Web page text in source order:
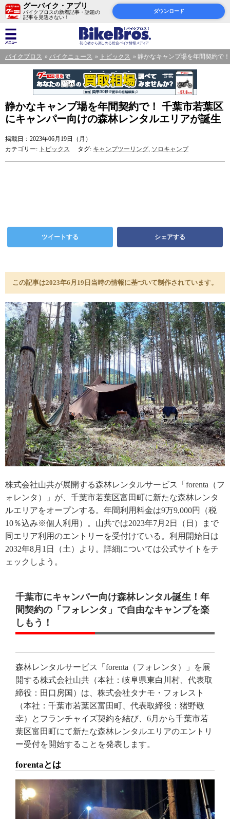
グーバイク・アプリ
バイクブロスの新着記事・話題の
記事を見逃さない！
ダウンロード
バイクブロス バイクニュース トピックス 静かなキャンプ場を年間契約で
静かなキャンプ場を年間契約で！ 千葉市若葉区
にキャンパー向けの森林レンタルエリアが誕生
掲載日：2023年06月19日（月）
カテゴリー: トピックス タグ: キャンプツーリング, ソロキャンプ
ツイートする シェアする
この記事は2023年6月19日当時の情報に基づいて制作されています。
株式会社山共が展開する森林レンタルサービス「forenta（フ
ォレンタ）」が、千葉市若葉区富田町に新たな森林レンタ
ルエリアをオープンする。年間利用料金は9万9,000円（税
10％込み※個人利用）。山共では2023年7月2日（日）まで
同エリア利用のエントリーを受付けている。利用開始日は
2032年8月1日（土）より。詳細については公式サイトをチ
ェックしよう。
千葉市にキャンパー向け森林レンタル誕生！年
間契約の「フォレンタ」で自由なキャンプを楽
しもう！
森林レンタルサービス「forenta（フォレンタ）」を展
開する株式会社山共（本社：岐阜県東白川村、代表取
締役：田口房国）は、株式会社タナモ・フォレスト
（本社：千葉市若葉区富田町、代表取締役：猪野敬
幸）とフランチャイズ契約を結び、6月から千葉市若
葉区富田町にて新たな森林レンタルエリアのエントリ
ー受付を開始することを発表します。
forentaとは